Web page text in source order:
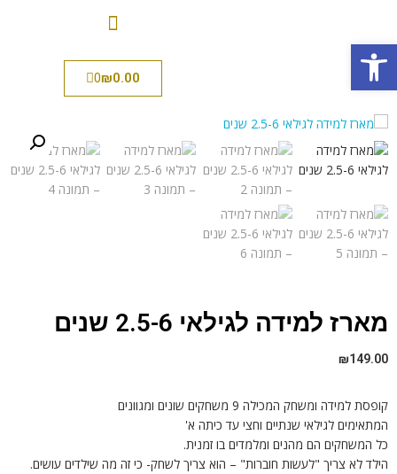
פתח סרגל נגישות
₪0.00
0
מארז למידה לגילאי 2.5-6 שנים
₪149.00
קופסת למידה ומשחק המכילה 9 משחקים שונים ומגוונים
המתאימים לגילאי שנתיים וחצי עד כיתה א'
כל המשחקים הם מהנים ומלמדים בו זמנית.
הילד לא צריך "לעשות חוברות" – הוא צריך לשחק- כי זה מה שילדים עושים.